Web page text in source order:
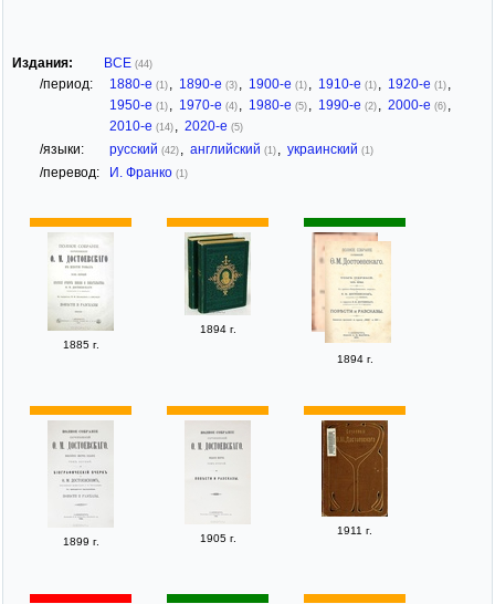
Издания: ВСЕ (44)
/период: 1880-е (1) , 1890-е (3) , 1900-е (1) , 1910-е (1) , 1920-е (1) ,
1950-е (1) , 1970-е (4) , 1980-е (5) , 1990-е (2) , 2000-е (6) ,
2010-е (14) , 2020-е (5)
/языки: русский (42) , английский (1) , украинский (1)
/перевод: И. Франко (1)
1885 г.
1894 г.
1894 г.
1899 г. 1905 г.
1911 г.